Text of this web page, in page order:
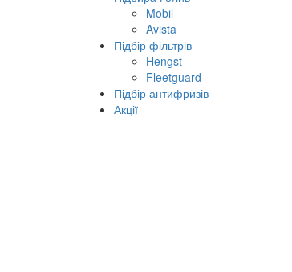
Гальмівні рідини
Підбирач олив
Mobil
Avista
Підбір фільтрів
Hengst
Fleetguard
Підбір антифризів